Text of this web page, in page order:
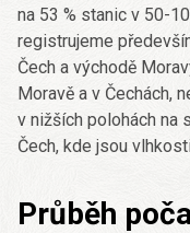
na 53 % stanic v 50-
registrujeme
Čech a východě
Moravě a v Čechách,
v nižších polohách na
Čech, kde jsou
Průběh